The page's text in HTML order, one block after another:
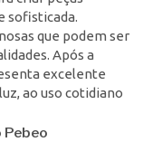
sofisticada.
que podem ser
Após a
excelente
ao uso cotidiano